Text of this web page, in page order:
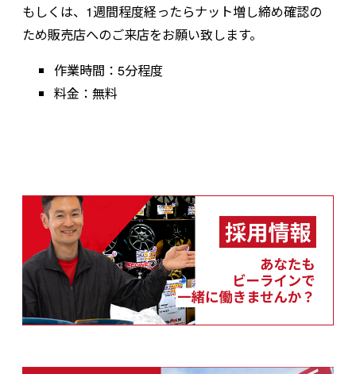
もしくは、1週間程度経ったらナット増し締め確認の
ため販売店へのご来店をお願い致します。
作業時間：5分程度
料金：無料